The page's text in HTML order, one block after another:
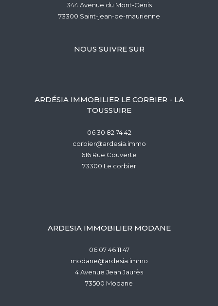
344 Avenue du Mont-Cenis
73300
saint-jean-de-maurienne
NOUS SUIVRE SUR
ARDÉSIA IMMOBILIER LE CORBIER - LA
TOUSSUIRE
06 30 82 74 42
corbier@ardesia.immo
616 Rue Couverte
73300
le corbier
ARDESIA IMMOBILIER MODANE
06 07 46 11 47
modane@ardesia.immo
4 Avenue Jean Jaurès
73500
modane